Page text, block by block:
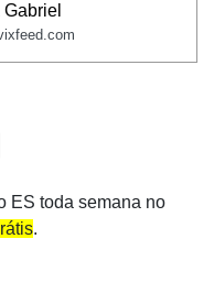
ES toda semana no
.